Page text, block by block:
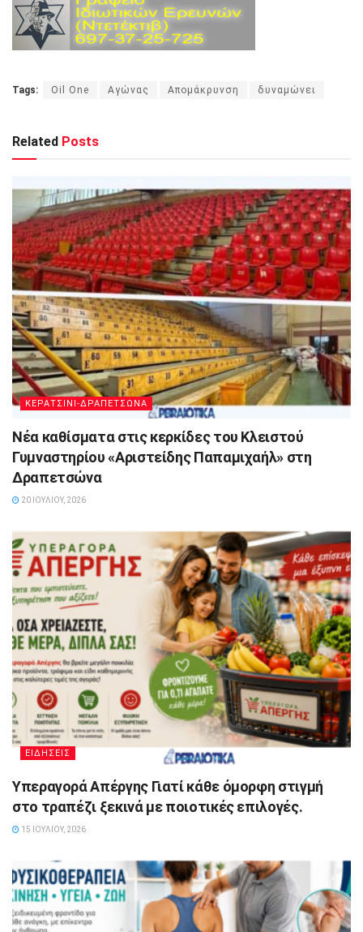
Tags: Oil One Αγώνας Απομάκρυνση δυναμώνει
Related Posts
ΚΕΡΑΤΣΙΝΙ-ΔΡΑΠΕΤΣΩΝΑ
Νέα καθίσματα στις κερκίδες του Κλειστού
Γυμναστηρίου «Αριστείδης Παπαμιχαήλ» στη
Δραπετσώνα
20 ΙΟΥΛΊΟΥ, 2026
ΕΙΔΗΣΕΙΣ
Υπεραγορά Απέργης Γιατί κάθε όμορφη στιγμή
στο τραπέζι ξεκινά με ποιοτικές επιλογές.
15 ΙΟΥΛΊΟΥ, 2026